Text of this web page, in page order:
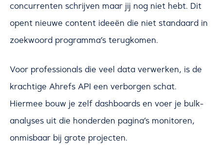
concurrenten schrijven maar jij nog niet hebt. Dit
opent nieuwe content ideeën die niet standaard in
zoekwoord programma’s terugkomen.
Voor professionals die veel data verwerken, is de
krachtige Ahrefs API een verborgen schat.
Hiermee bouw je zelf dashboards en voer je bulk-
analyses uit die honderden pagina’s monitoren,
onmisbaar bij grote projecten.